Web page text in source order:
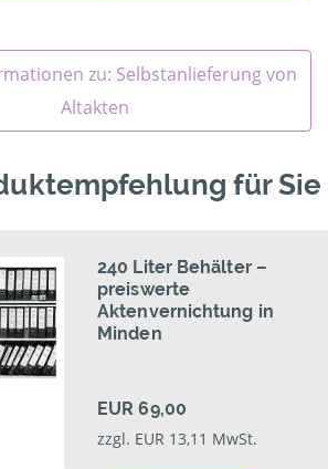
zu: Selbstanlieferung von
Altakten
für Sie
240 Liter Behälter –
preiswerte
Aktenvernichtung in
Minden
EUR 69,00
zzgl. EUR 13,11 MwSt.